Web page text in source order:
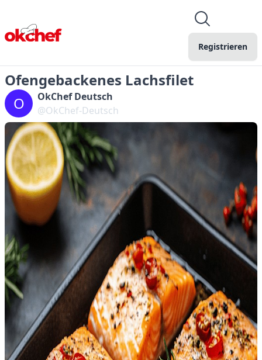
Registrieren
Ofengebackenes Lachsfilet
O
OkChef Deutsch
@OkChef-Deutsch